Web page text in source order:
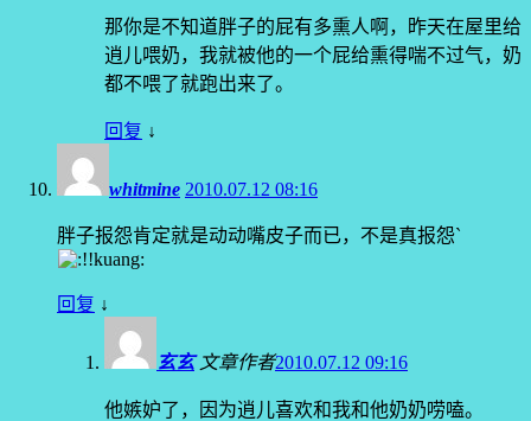
那你是不知道胖子的屁有多熏人啊，昨天在屋里给
逍儿喂奶，我就被他的一个屁给熏得喘不过气，奶
都不喂了就跑出来了。
回复 ↓
whitmine 2010.07.12 08:16
胖子报怨肯定就是动动嘴皮子而已，不是真报怨`
回复 ↓
玄玄 文章作者2010.07.12 09:16
他嫉妒了，因为逍儿喜欢和我和他奶奶唠嗑。